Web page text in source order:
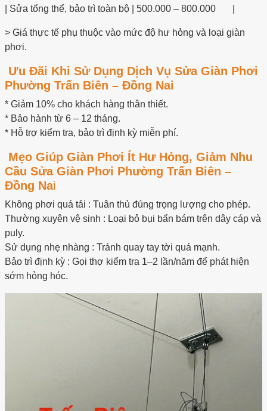
| Sửa tổng thể, bảo trì toàn bộ | 500.000 – 800.000 |
> Giá thực tế phụ thuộc vào mức độ hư hỏng và loại giàn
phơi.
Ưu Đãi Khi Sử Dụng Dịch Vụ Sửa Giàn Phơi
Phường Trấn Biên – Đồng Nai
* Giảm 10% cho khách hàng thân thiết.
* Bảo hành từ 6 – 12 tháng.
* Hỗ trợ kiểm tra, bảo trì định kỳ miễn phí.
Mẹo Giúp Giàn Phơi Ít Hư Hỏng, Giảm Nhu
Cầu Sửa Giàn Phơi Phường Trấn Biên –
Đồng Nai
Không phơi quá tải : Tuân thủ đúng trọng lượng cho phép.
Thường xuyên vệ sinh : Loại bỏ bụi bẩn bám trên dây cáp và
puly.
Sử dụng nhẹ nhàng : Tránh quay tay tời quá mạnh.
Bảo trì định kỳ : Gọi thợ kiểm tra 1–2 lần/năm để phát hiện
sớm hỏng hóc.